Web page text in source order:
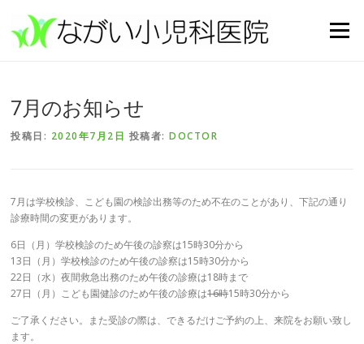
メニュー
7月のお知らせ
投稿日: 2020年7月2日 投稿者:DOCTOR
7月は学校検診、こども園の検診出務等のため不在のことがあり、下記の通り
診療時間の変更があります。
6日（月）学校検診のため午後の診察は15時30分から
13日（月）学校検診のため午後の診察は15時30分から
22日（水）夜間救急出務のため午後の診療は18時まで
27日（月）こども園健診のため午後の診療は16時15時30分から
ご了承ください。また受診の際は、できるだけご予約の上、来院をお願い致し
ます。